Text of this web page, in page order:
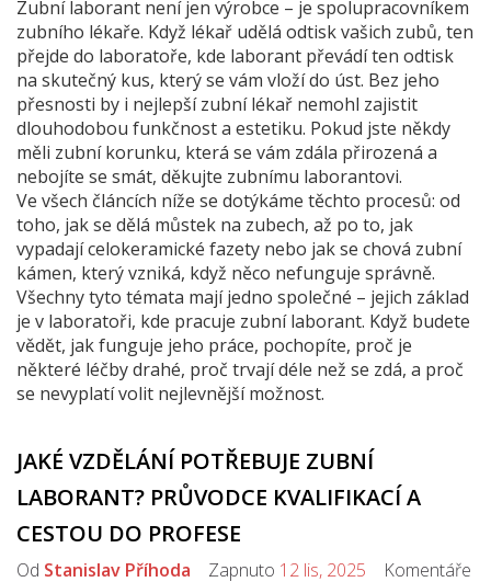
Zubní laborant není jen výrobce – je spolupracovníkem
zubního lékaře. Když lékař udělá odtisk vašich zubů, ten
přejde do laboratoře, kde laborant převádí ten odtisk
na skutečný kus, který se vám vloží do úst. Bez jeho
přesnosti by i nejlepší zubní lékař nemohl zajistit
dlouhodobou funkčnost a estetiku. Pokud jste někdy
měli zubní korunku, která se vám zdála přirozená a
nebojíte se smát, děkujte zubnímu laborantovi.
Ve všech článcích níže se dotýkáme těchto procesů: od
toho, jak se dělá můstek na zubech, až po to, jak
vypadají celokeramické fazety nebo jak se chová zubní
kámen, který vzniká, když něco nefunguje správně.
Všechny tyto témata mají jedno společné – jejich základ
je v laboratoři, kde pracuje zubní laborant. Když budete
vědět, jak funguje jeho práce, pochopíte, proč je
některé léčby drahé, proč trvají déle než se zdá, a proč
se nevyplatí volit nejlevnější možnost.
JAKÉ VZDĚLÁNÍ POTŘEBUJE ZUBNÍ
LABORANT? PRŮVODCE KVALIFIKACÍ A
CESTOU DO PROFESE
Od Stanislav Příhoda Zapnuto 12 lis, 2025 Komentáře